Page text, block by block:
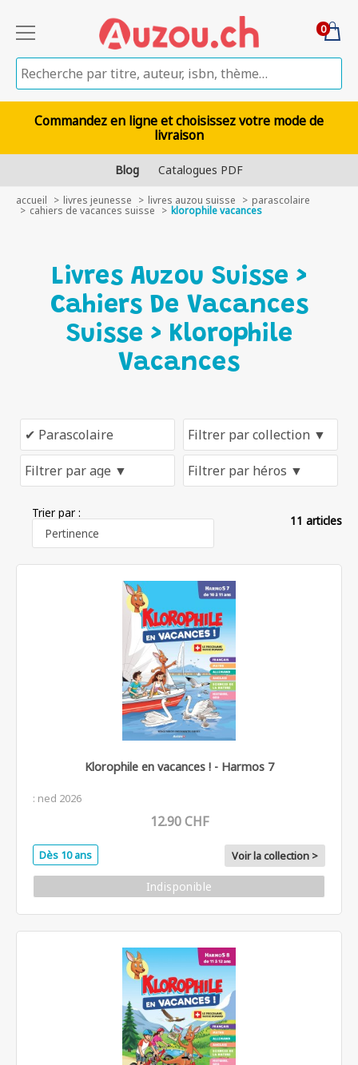
0
Commandez en ligne et choisissez votre mode de
livraison
Blog Catalogues PDF
accueil livres jeunesse livres auzou suisse parascolaire
cahiers de vacances suisse klorophile vacances
Livres Auzou Suisse >
Cahiers De Vacances
Suisse > Klorophile
Vacances
Trier par :
11 articles
Klorophile en vacances ! - Harmos 7
: ned 2026
12.90 CHF
Dès 10 ans Voir la collection >
Indisponible